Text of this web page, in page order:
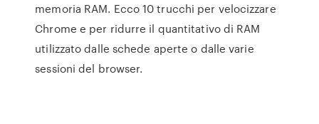
memoria RAM. Ecco 10 trucchi per velocizzare
Chrome e per ridurre il quantitativo di RAM
utilizzato dalle schede aperte o dalle varie
sessioni del browser.